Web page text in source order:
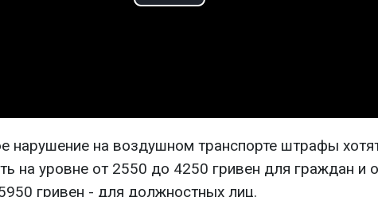
нарушение на воздушном транспорте штрафы
на уровне от 2550 до 4250 гривен для граждан и
гривен - для должностных лиц.